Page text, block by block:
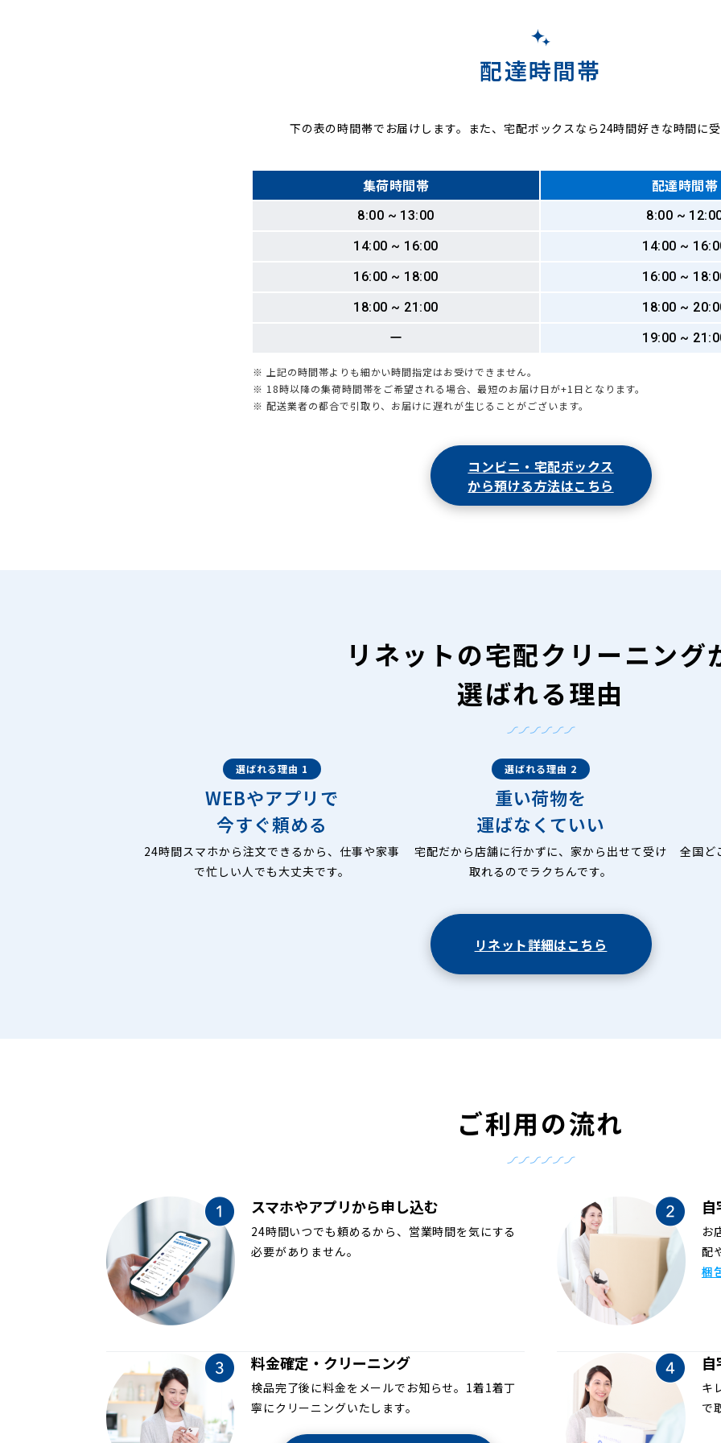
配達時間帯
下の表の時間帯でお届けします。また、宅配ボックスなら24時間好きな時間に
集荷時間帯 配達時間帯
8:00 ~ 13:00
8:00 ~
14:00 ~ 16:00
14:00 ~
16:00 ~ 18:00
16:00 ~
18:00 ~ 21:00
18:00 ~
ー
19:00 ~
※ 上記の時間帯よりも細かい時間指定はお受けできません。
※ 18時以降の集荷時間帯をご希望される場合、最短のお届け日が+1日となります。
※ 配送業者の都合で引取り、お届けに遅れが生じることがございます。
コンビニ・宅配ボックス
から預ける方法はこちら
リネットの宅配クリーニング
選ばれる理由
選ばれる理由 1
WEBやアプリで
今すぐ頼める
24時間スマホから注文できるから、仕事や家事
で忙しい人でも大丈夫です。
選ばれる理由 2
重い荷物を
運ばなくていい
宅配だから店舗に行かずに、家から出せて受け
取れるのでラクちんです。
全国ど
リネット詳細はこちら
ご利用の流れ
スマホやアプリから申し込む
24時間いつでも頼めるから、営業時間を気にする
必要がありません。
お
配
梱
料金確定・クリーニング
検品完了後に料金をメールでお知らせ。1着1着丁
寧にクリーニングいたします。
キ
で